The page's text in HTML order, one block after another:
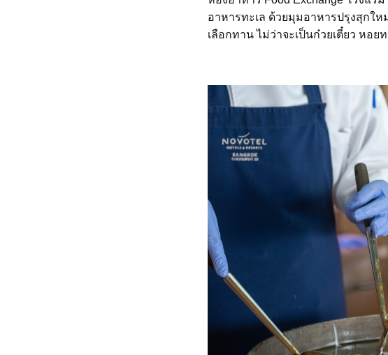
อาหารทะเล ด้วยมุมอาหารปรุงสุกใ
เลือกทาน ไม่ว่าจะเป็นก๋วยเตี๋ยว หอ